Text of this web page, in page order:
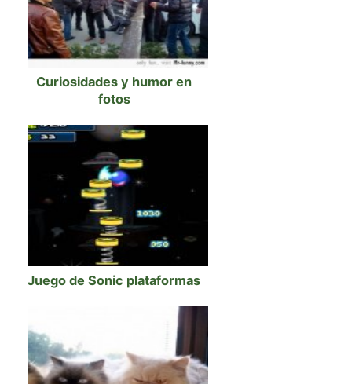
Curiosidades y humor en
fotos
Juego de Sonic plataformas